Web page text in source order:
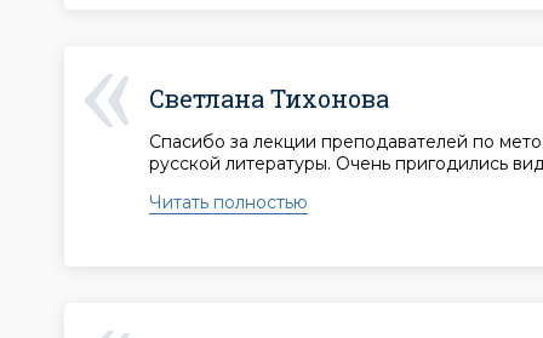
Светлана Тихонова
Спасибо за лекции преподавателей по
русской литературы. Очень пригодились
Читать полностью